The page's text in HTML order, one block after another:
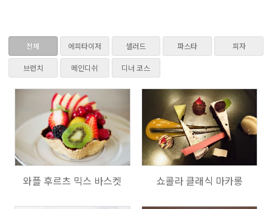
전체 에피타이저 샐러드 파스타 피자
브런치 메인디쉬 디너 코스
731
와플 후르츠 믹스 바스켓
764
쇼콜라 클래식 마카롱